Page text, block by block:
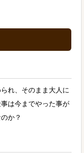
れ、そのまま大人に
は今までやった事が
か？